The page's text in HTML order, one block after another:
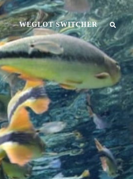
WEGLOT SWITCHER